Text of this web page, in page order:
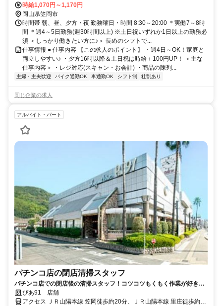
時給1,070円～1,170円
岡山県笠岡市
時間帯 朝、昼、夕方・夜 勤務曜日・時間 8:30～20:00 ＊実働7～8時
間 ＊週4～5日勤務(週30時間以上) ※土日祝いずれか1日以上の勤務必
須 ＜しっかり働きたい方に♪＞ 長めのシフトで...
仕事情報 ● 仕事内容 【この求人のポイント】 ・週4日～OK！家庭と
両立しやすい♪ ・夕方16時以降＆土日祝は時給＋100円UP！ ＜主な
仕事内容＞ ・レジ対応(スキャン・お会計) ・商品の陳列...
主婦・主夫歓迎 バイク通勤OK 車通勤OK シフト制 社割あり
同じ企業の求人
アルバイト・パート
パチンコ店の閉店清掃スタッフ
パチンコ店での閉店後の清掃スタッフ！コツコツもくもく作業が好きな
方にもおすすめです！
ぴあ91 店舗
アクセス ＪＲ山陽本線 笠岡徒歩約20分、ＪＲ山陽本線 里庄徒歩約42